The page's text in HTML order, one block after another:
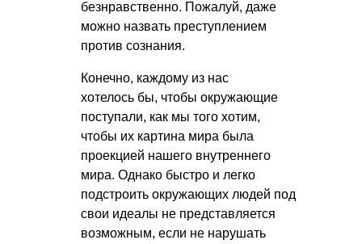
безнравственно. Пожалуй, даже
можно назвать преступлением
против сознания.
Конечно, каждому из нас
хотелось бы, чтобы окружающие
поступали, как мы того хотим,
чтобы их картина мира была
проекцией нашего внутреннего
мира. Однако быстро и легко
подстроить окружающих людей под
свои идеалы не представляется
возможным, если не нарушать